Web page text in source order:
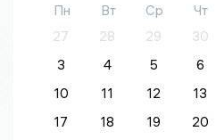
Пн Вт Ср Чт
27
28 29 30
3
4 5 6
10
11 12 13
17
18 19 20